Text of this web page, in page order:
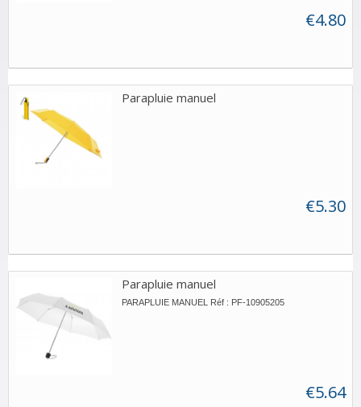
€4.80
Parapluie manuel
€5.30
Parapluie manuel
PARAPLUIE MANUEL Réf : PF-10905205
€5.64